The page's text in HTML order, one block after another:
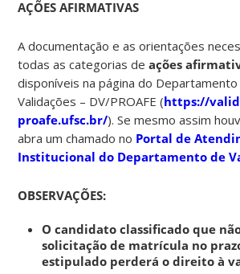
AÇÕES AFIRMATIVAS
A documentação e as orientações
todas as categorias deações
disponíveis na página do Departamento
Validações – DV/PROAFE (https://
proafe.ufsc.br/). Se mesmo assim
abra um chamado no Portal de
Institucional do Departamento de
OBSERVAÇÕES:
O candidato classificado que
solicitação de matrícula no
estipulado perderá o direito à